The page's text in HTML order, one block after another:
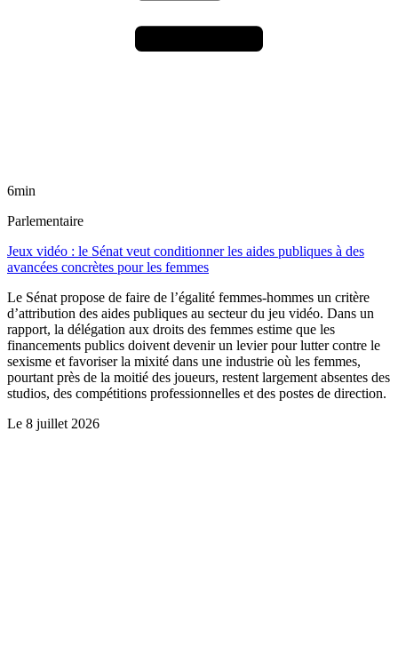
6min
Parlementaire
Jeux vidéo : le Sénat veut conditionner les aides publiques à des
avancées concrètes pour les femmes
Le Sénat propose de faire de l’égalité femmes-hommes un critère
d’attribution des aides publiques au secteur du jeu vidéo. Dans un
rapport, la délégation aux droits des femmes estime que les
financements publics doivent devenir un levier pour lutter contre le
sexisme et favoriser la mixité dans une industrie où les femmes,
pourtant près de la moitié des joueurs, restent largement absentes des
studios, des compétitions professionnelles et des postes de direction.
Le 8 juillet 2026